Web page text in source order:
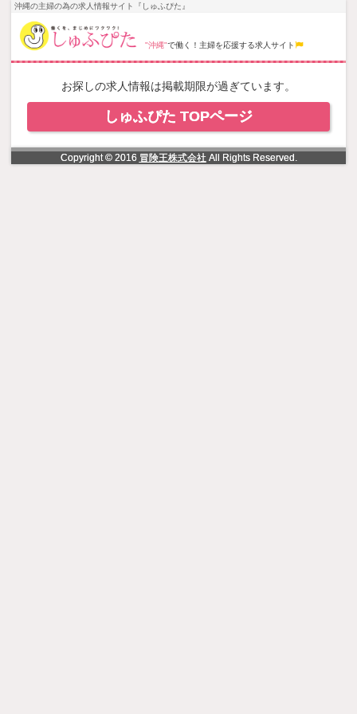
NowLoading
沖縄の主婦の為の求人情報サイト『しゅふぴた』
"沖縄"で働く！主婦を応援する求人サイト
お探しの求人情報は掲載期限が過ぎています。
しゅふぴた TOPページ
Copyright © 2016 冒険王株式会社All Rights Reserved.